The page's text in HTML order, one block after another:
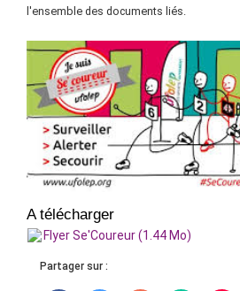
l'ensemble des documents liés.
A télécharger
Flyer Se'Coureur (1.44 Mo)
Partager sur :